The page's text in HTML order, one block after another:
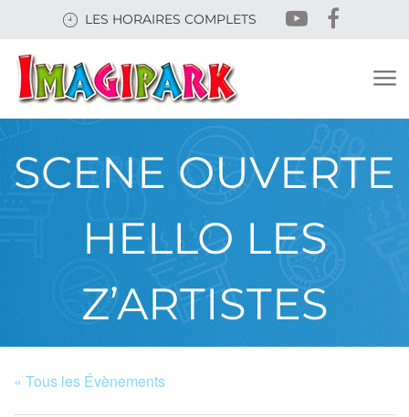
content
LES HORAIRES COMPLETS
SCENE OUVERTE
HELLO LES
Z’ARTISTES
« Tous les Évènements